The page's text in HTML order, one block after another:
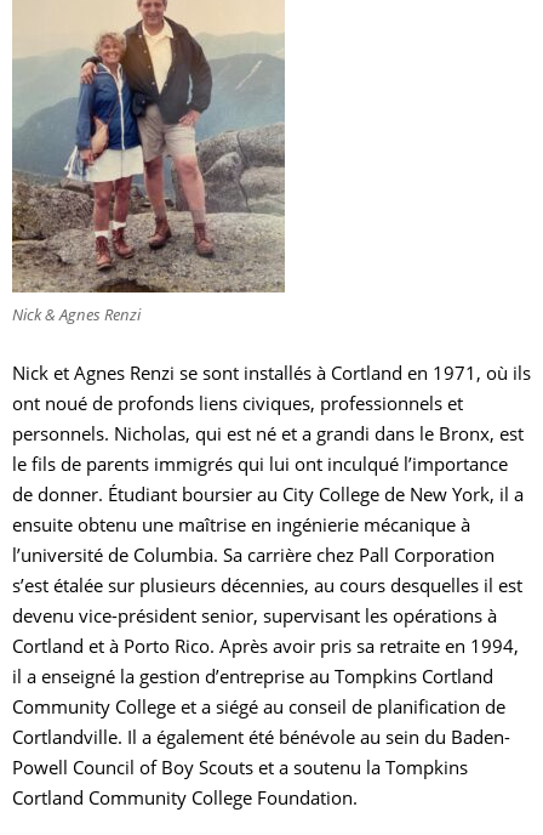
Nick & Agnes Renzi
Nick et Agnes Renzi se sont installés à Cortland en 1971, où ils
ont noué de profonds liens civiques, professionnels et
personnels. Nicholas, qui est né et a grandi dans le Bronx, est
le fils de parents immigrés qui lui ont inculqué l’importance
de donner. Étudiant boursier au City College de New York, il a
ensuite obtenu une maîtrise en ingénierie mécanique à
l’université de Columbia. Sa carrière chez Pall Corporation
s’est étalée sur plusieurs décennies, au cours desquelles il est
devenu vice-président senior, supervisant les opérations à
Cortland et à Porto Rico. Après avoir pris sa retraite en 1994,
il a enseigné la gestion d’entreprise au Tompkins Cortland
Community College et a siégé au conseil de planification de
Cortlandville. Il a également été bénévole au sein du Baden-
Powell Council of Boy Scouts et a soutenu la Tompkins
Cortland Community College Foundation.